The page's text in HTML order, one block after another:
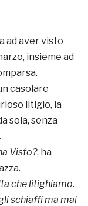
ad aver visto
insieme ad
casolare
litigio, la
sola, senza
Visto?, ha
che litighiamo.
schiaffi ma mai